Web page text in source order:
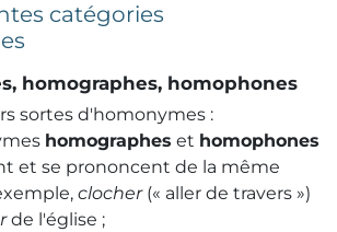
catégories
homographes, homophones
sortes d'homonymes :
homographes et homophones
et se prononcent de la même
clocher(« aller de travers »)
de l'église ;